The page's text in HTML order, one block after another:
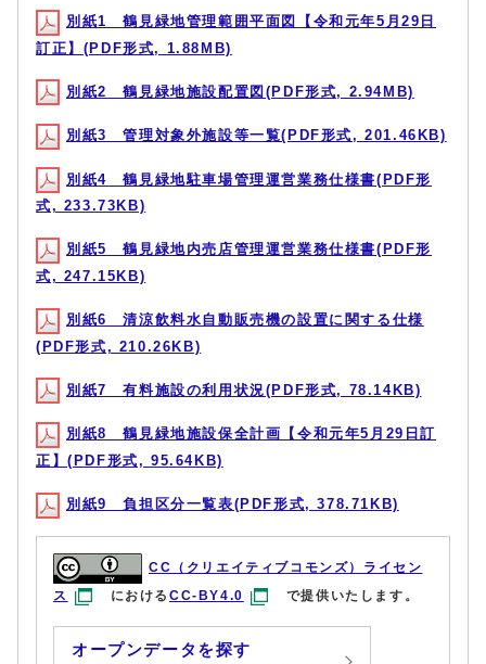
別紙1 鶴見緑地管理範囲平面図【令和元年5月29日
訂正】(PDF形式, 1.88MB)
別紙2 鶴見緑地施設配置図(PDF形式, 2.94MB)
別紙3 管理対象外施設等一覧(PDF形式, 201.46KB)
別紙4 鶴見緑地駐車場管理運営業務仕様書(PDF形
式, 233.73KB)
別紙5 鶴見緑地内売店管理運営業務仕様書(PDF形
式, 247.15KB)
別紙6 清涼飲料水自動販売機の設置に関する仕様
(PDF形式, 210.26KB)
別紙7 有料施設の利用状況(PDF形式, 78.14KB)
別紙8 鶴見緑地施設保全計画【令和元年5月29日訂
正】(PDF形式, 95.64KB)
別紙9 負担区分一覧表(PDF形式, 378.71KB)
CC（クリエイティブコモンズ）ライセン
ス
におけるCC-BY4.0 で提供いたします。
オープンデータを探す